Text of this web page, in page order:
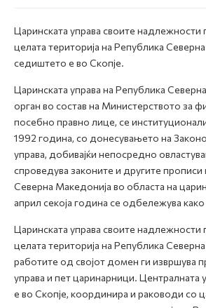
Царинската управа своите надлежности
целата територија на Република
седиштето е во Скопје.
Царинската управа на Република
орган во состав на Министерството за
посебно правно лице, се
1992 година, со донесувањето на
управа, добивајќи непосредно
спроведува законите и другите прописи
Северна Македонија во областа на
април секоја година се одбележува
Царинската управа своите надлежности
целата територија на Република
работите од својот домен ги извршува
управа и пет царинарници. Централната
е во Скопје, координира и раководи со